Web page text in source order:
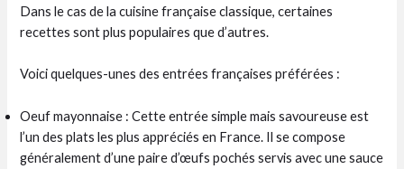
Dans le cas de la cuisine française classique, certaines
recettes sont plus populaires que d’autres.
Voici quelques-unes des entrées françaises préférées :
Oeuf mayonnaise : Cette entrée simple mais savoureuse est
l’un des plats les plus appréciés en France. Il se compose
généralement d’une paire d’œufs pochés servis avec une sauce